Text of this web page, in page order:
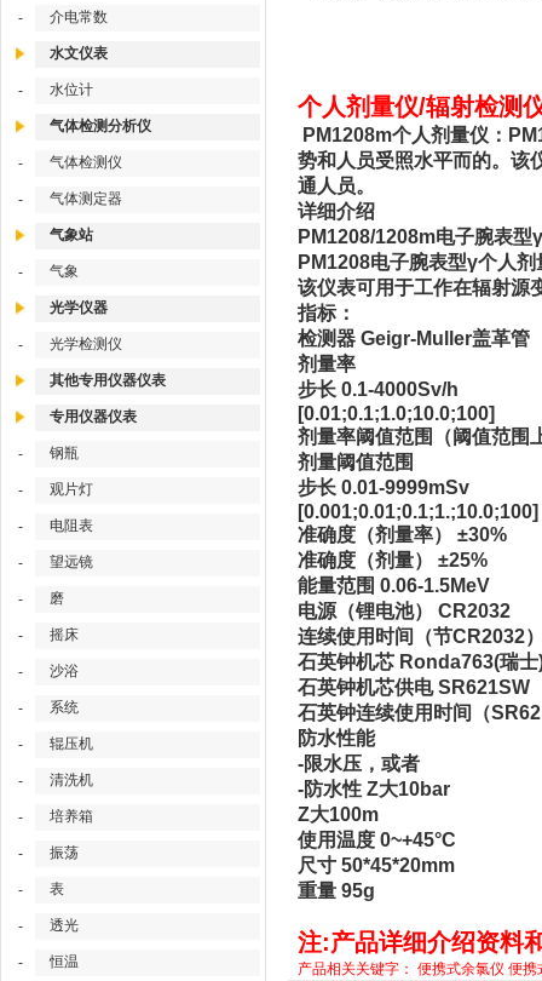
- 介电常数
水文仪表
- 水位计
气体检测分析仪
- 气体检测仪
- 气体测定器
气象站
- 气象
光学仪器
- 光学检测仪
其他专用仪器仪表
专用仪器仪表
- 钢瓶
- 观片灯
- 电阻表
- 望远镜
- 磨
- 摇床
- 沙浴
- 系统
- 辊压机
- 清洗机
- 培养箱
- 振荡
- 表
- 透光
- 恒温
个人剂量仪/辐射检测
PM1208m个人剂量仪：
势和人员受照水平而的。该
通人员。
详细介绍
PM1208/1208m电子腕表
PM1208电子腕表型γ个人
该仪表可用于工作在辐射源
指标：
检测器 Geigr-Muller盖革管
剂量率
步长 0.1-4000Sv/h
[0.01;0.1;1.0;10.0;100]
剂量率阈值范围（阈值范围
剂量阈值范围
步长 0.01-9999mSv
[0.001;0.01;0.1;1.;10.0;100]
准确度（剂量率） ±30%
准确度（剂量） ±25%
能量范围 0.06-1.5MeV
电源（锂电池） CR2032
连续使用时间（节CR2032
石英钟机芯 Ronda763(瑞
石英钟机芯供电 SR621SW
石英钟连续使用时间（
防水性能
-限水压，或者
-防水性 Z大10bar
Z大100m
使用温度 0~+45°C
尺寸 50*45*20mm
重量 95g
注:产品详细介绍资料
产品相关关键字： 便携式余氯仪 便携